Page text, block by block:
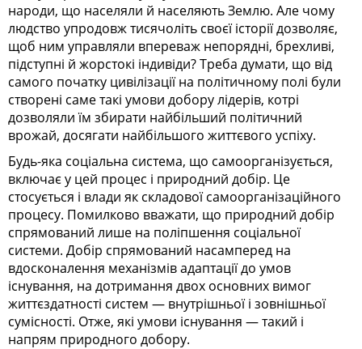
народи, що населяли й населяють Землю. Але чому
людство упродовж тисячоліть своєї історії дозволяє,
щоб ним управляли впереваж непорядні, брехливі,
підступні й жорстокі індивіди? Треба думати, що від
самого початку цивілізації на політичному полі були
створені саме такі умови добору лідерів, котрі
дозволяли їм збирати найбільший політичний
врожай, досягати найбільшого життєвого успіху.
Будь-яка соціальна система, що самоорганізується,
включає у цей процес і природний добір. Це
стосується і влади як складової самоорганізаційного
процесу. Помилково вважати, що природний добір
спрямований лише на поліпшення соціальної
системи. Добір спрямований насамперед на
вдосконалення механізмів адаптації до умов
існування, на дотримання двох основних вимог
життєздатності систем — внутрішньої і зовнішньої
сумісності. Отже, які умови існування — такий і
напрям природного добору.